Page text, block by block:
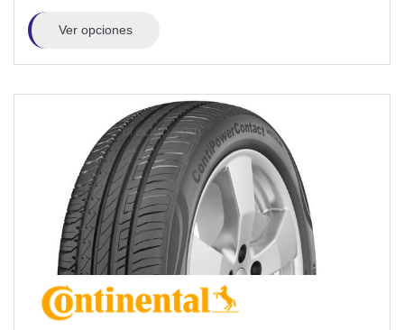
Ver opciones